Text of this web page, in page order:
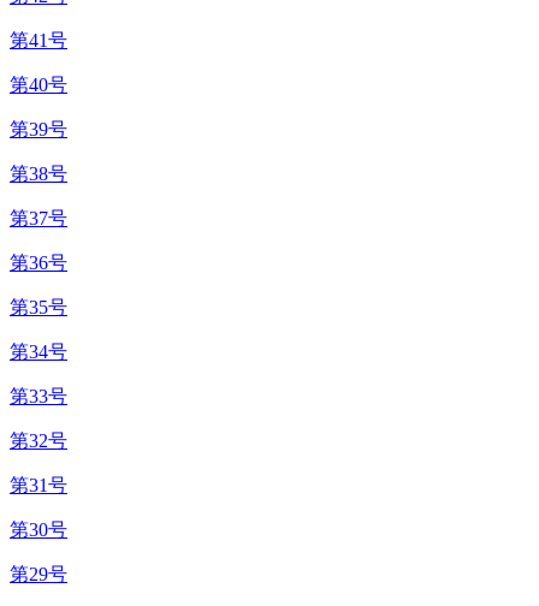
第41号
第40号
第39号
第38号
第37号
第36号
第35号
第34号
第33号
第32号
第31号
第30号
第29号